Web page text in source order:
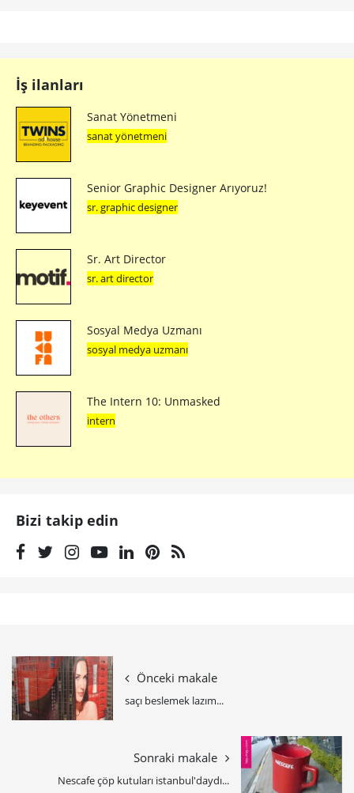
İş ilanları
Sanat Yönetmeni
sanat yönetmeni
Senior Graphic Designer Arıyoruz!
sr. graphic designer
Sr. Art Director
sr. art director
Sosyal Medya Uzmanı
sosyal medya uzmanı
The Intern 10: Unmasked
intern
Bizi takip edin
Önceki makale
saçı beslemek lazım...
Sonraki makale
Nescafe çöp kutuları istanbul'daydı...